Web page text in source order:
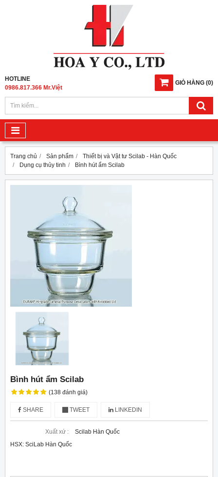
GIỎ HÀNG (0)
HOTLINE
0986.817.366 Mr.Việt
Trang chủ Sản phẩm
Thiết bị và Vật tư Scilab - Hàn Quốc
Dụng cụ thủy tinh
Bình hút ẩm Scilab
Bình hút ẩm Scilab
(138 đánh giá)
SHARE TWEET LINKEDIN
Xuất xứ :
Scilab Hàn Quốc
HSX: SciLab Hàn Quốc